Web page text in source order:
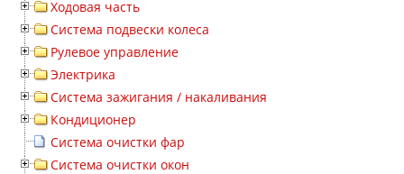
Ходовая часть
Система подвески колеса
Рулевое управление
Электрика
Система зажигания / накаливания
Кондиционер
Система очистки фар
Система очистки окон